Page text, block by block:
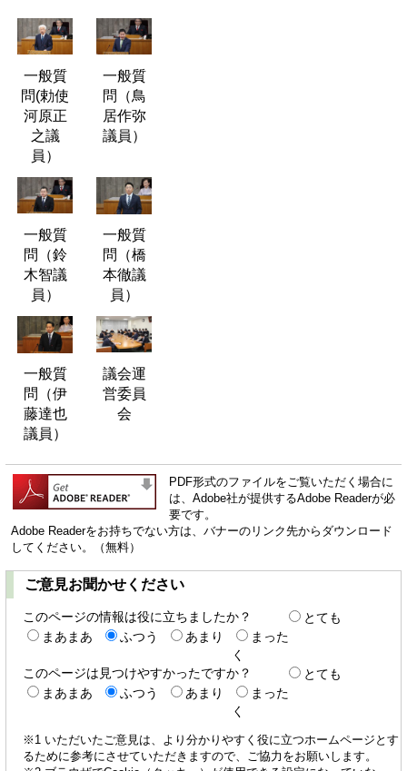
一般質
問(勅使
河原正
之議
員）
一般質
問（鳥
居作弥
議員）
一般質
問（鈴
木智議
員）
一般質
問（橋
本徹議
員）
一般質
問（伊
藤達也
議員）
議会運
営委員
会
PDF形式のファイルをご覧いただく場合に
は、Adobe社が提供するAdobe Readerが必
要です。
Adobe Readerをお持ちでない方は、バナーのリンク先からダウンロード
してください。（無料）
ご意見お聞かせください
このページの情報は役に立ちましたか？
とても
まあまあ
ふつう あまり
まった
く
このページは見つけやすかったですか？
とても
まあまあ
ふつう あまり
まった
く
※1 いただいたご意見は、より分かりやすく役に立つホームページとす
るために参考にさせていただきますので、ご協力をお願いします。